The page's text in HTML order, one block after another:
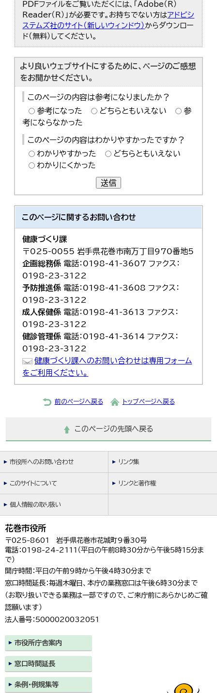
PDFファイルをご覧いただくには、「Adobe（R）
Reader（R）」が必要です。お持ちでない方はアドビシ
ステムズ社のサイト（新しいウィンドウ） からダウンロー
ド（無料）してください。
より良いウェブサイトにするために、ページのご感想
をお聞かせください。
このページの内容は参考になりましたか？
参考になった
どちらともいえない
参
考にならなかった
このページの内容はわかりやすかったですか？
わかりやすかった
どちらともいえない
わかりにくかった
送信
このページに関するお問い合わせ
健康づくり課
〒025-0055 岩手県花巻市南万丁目970番地5
企画総務係電話：0198-41-3607 ファクス：
0198-23-3122
予防推進係 電話：0198-41-3608 ファクス：
0198-23-3122
成人保健係 電話：0198-41-3613 ファクス：
0198-23-3122
健診管理係 電話：0198-41-3614 ファクス：
0198-23-3122
健康づくり課へのお問い合わせは専用フォーム
をご利用ください。
前のページへ戻る トップページへ戻る
このページの先頭へ戻る
市役所へのお問い合わせ リンク集
このサイトについて リンクと著作権
個人情報の取り扱い
花巻市役所
〒025-8601 岩手県花巻市花城町9番30号
電話：0198-24-2111（平日の午前8時30分から午後5時15分ま
で）
開庁時間：平日の午前9時から午後4時30分まで
窓口時間延長：毎週木曜日、本庁の業務窓口は午後6時30分まで
（お取り扱いできる業務は一部ですので、ご来庁前にあらかじめご確
認願います）
法人番号：5000020032051
市役所庁舎案内
窓口時間延長
条例・例規集等